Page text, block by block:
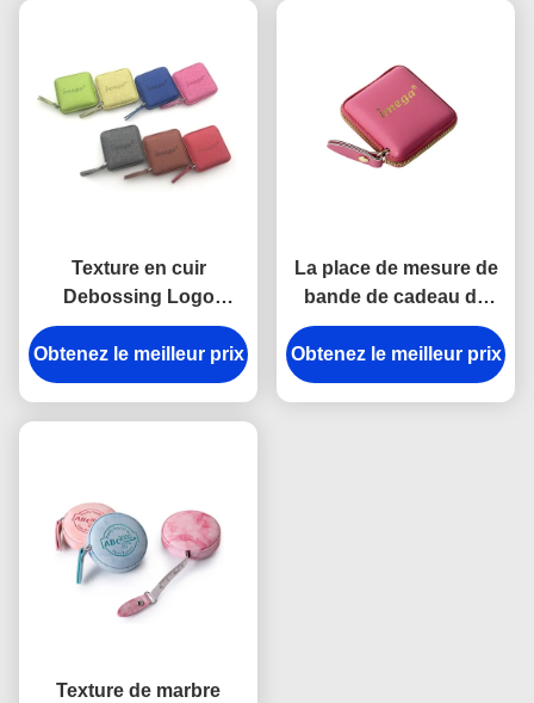
Texture en cuir
Debossing Logo
Souvenir d'unité
centrale Mini
Retractable Tape
Obtenez le meilleur prix
La place de mesure de
bande de cadeau de
Debossing a gravé
l'unité centrale en refief
d'ABS de logo
Obtenez le meilleur prix
Texture de marbre